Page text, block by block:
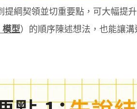
綱契領並切重要點，可大幅提
模型）的順序陳述想法，也能讓